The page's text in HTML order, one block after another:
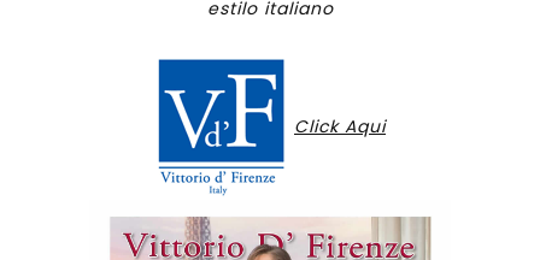
estilo italiano
Click Aqui